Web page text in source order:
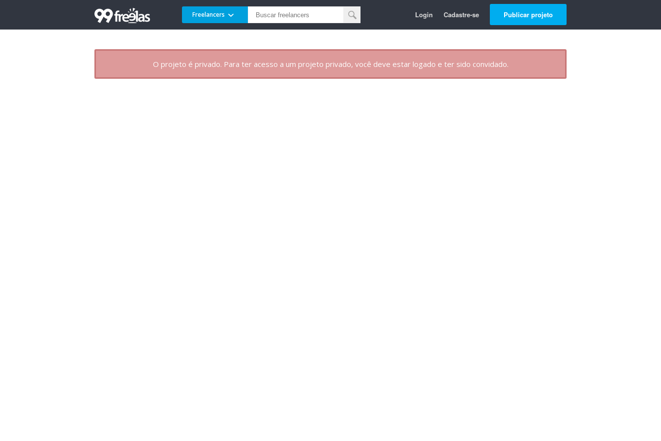
Freelancers Login Cadastre-se Publicar projeto
O projeto é privado. Para ter acesso a um projeto privado, você deve estar logado e ter sido convidado.